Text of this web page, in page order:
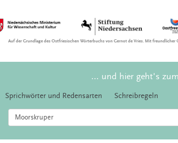
Auf der Grundlage des Ostfriesischen Wörterbuchs von Gernot de Vries. Mit freundlicher
... und hier geht's
Sprichwörter und Redensarten Schreibregeln